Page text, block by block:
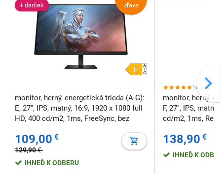
+ darček
zľava
monitor, herný, energetická trieda (A-G):
E, 27", IPS, matný, 16:9, 1920 x 1080 full
HD, 400 cd/m2, 1ms, FreeSync, bez
109,00 €
129,90€
IHNEĎ K ODBERU
1x
monitor, herný,
F, 27", IPS,
cd/m2, 1ms,
138,90 €
IHNEĎ K